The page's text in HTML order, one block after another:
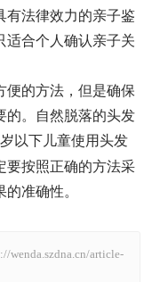
有法律效力的亲子鉴
适合个人确认亲子关
便的方法，但是确保
的。自然脱落的头发
岁以下儿童使用头发
要按照正确的方法采
准确性。
wenda.szdna.cn/article-